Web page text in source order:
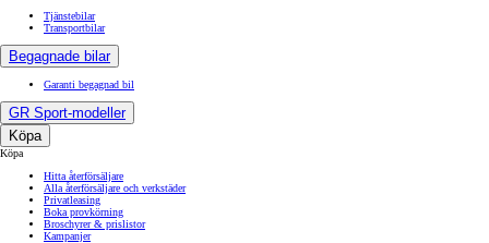
Tjänstebilar
Transportbilar
Begagnade bilar
Garanti begagnad bil
GR Sport-modeller
Köpa
Köpa
Hitta återförsäljare
Alla återförsäljare och verkstäder
Privatleasing
Boka provkörning
Broschyrer & prislistor
Kampanjer